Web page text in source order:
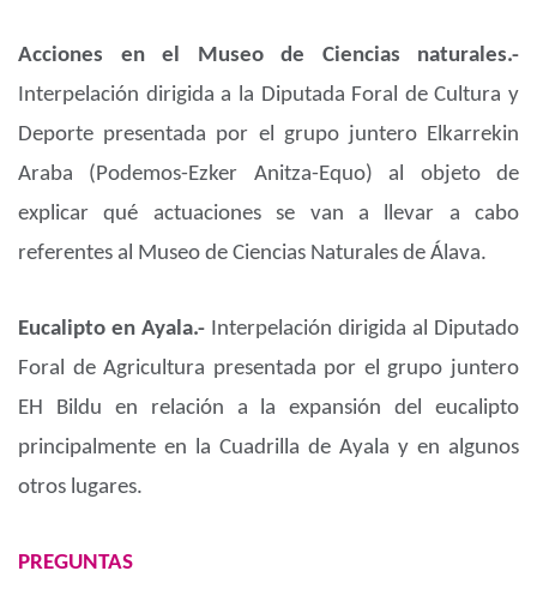
Acciones en el Museo de Ciencias naturales.-
Interpelación dirigida a la Diputada Foral de Cultura y
Deporte presentada por el grupo juntero Elkarrekin
Araba (Podemos-Ezker Anitza-Equo) al objeto de
explicar qué actuaciones se van a llevar a cabo
referentes al Museo de Ciencias Naturales de Álava.
Eucalipto en Ayala.- Interpelación dirigida al Diputado
Foral de Agricultura presentada por el grupo juntero
EH Bildu en relación a la expansión del eucalipto
principalmente en la Cuadrilla de Ayala y en algunos
otros lugares.
PREGUNTAS